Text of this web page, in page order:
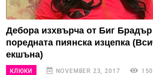
Дебора изхвърча от Биг
поредната пиянска изцепка
екшъна)
КЛЮКИ NOVEMBER 23, 2017